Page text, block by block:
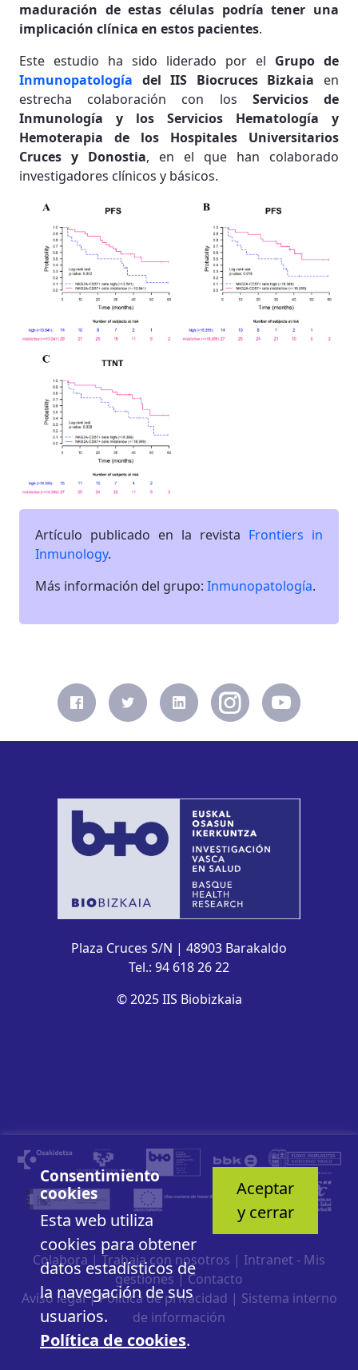
maduración de estas células podría tener una
implicación clínica en estos pacientes.
Este estudio ha sido liderado por el Grupo de
Inmunopatología del IIS Biocruces Bizkaia en
estrecha colaboración con los Servicios de
Inmunología y los Servicios Hematología y
Hemoterapia de los Hospitales Universitarios
Cruces y Donostia, en el que han colaborado
investigadores clínicos y básicos.
Artículo publicado en la revista Frontiers in
Inmunology.
Más información del grupo: Inmunopatología.
Plaza Cruces S/N | 48903 Barakaldo
Tel.: 94 618 26 22
© 2025 IIS Biobizkaia
Consentimiento
cookies
Esta web utiliza
cookies para obtener
datos estadísticos de
la navegación de sus
usuarios.
Política de cookies.
Aceptar
y cerrar
Colabora | Trabaja con nosotros | Intranet - Mis
gestiones |Contacto
Aviso legal|Política de privacidad | Sistema interno
de información